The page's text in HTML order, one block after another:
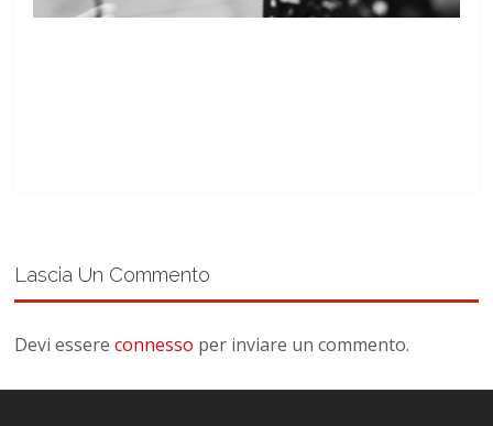
Lascia Un Commento
Devi essereconnesso per inviare un commento.